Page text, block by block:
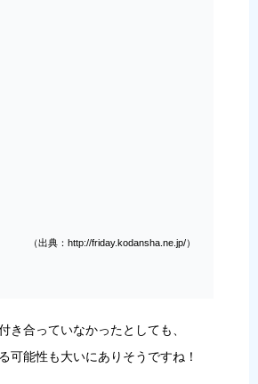
（出典：http://friday.kodansha.ne.jp/）
き合っていなかったとしても、
可能性も大いにありそうですね！